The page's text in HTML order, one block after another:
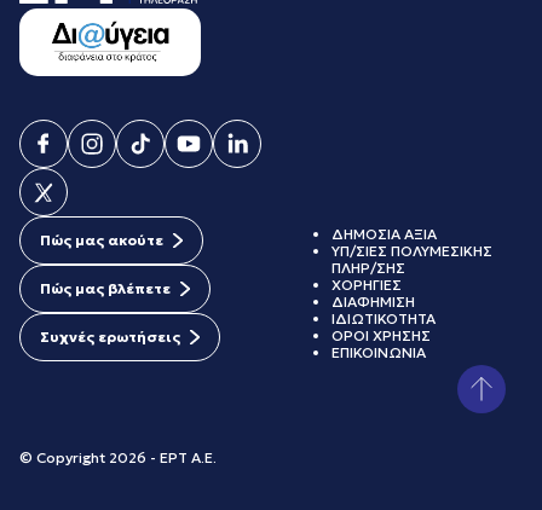
Πώς μας ακούτε
Πώς μας βλέπετε
Συχνές ερωτήσεις
© Copyright 2026 - ΕΡΤ Α.Ε.
ΔΗΜΟΣΙΑ ΑΞΙΑ
ΥΠ/ΣΙΕΣ ΠΟΛΥΜΕΣΙΚΗΣ
ΠΛΗΡ/ΣΗΣ
ΧΟΡΗΓΙΕΣ
ΔΙΑΦΗΜΙΣΗ
ΙΔΙΩΤΙΚΟΤΗΤΑ
ΟΡΟΙ ΧΡΗΣΗΣ
ΕΠΙΚΟΙΝΩΝΙΑ